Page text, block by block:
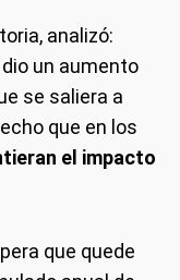
analizó:
un aumento
se saliera a
que en los
el impacto
que quede